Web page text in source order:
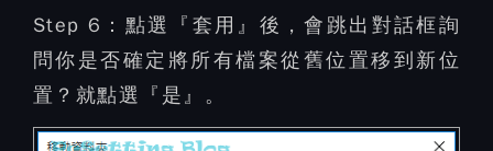
Step 6： 點選『套用』後，會跳出對話框詢
問你是否確定將所有檔案從舊位置移到新位
置？就點選『是』。